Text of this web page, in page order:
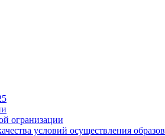
огранизации
условий осуществления